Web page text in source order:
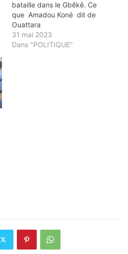
bataille dans le Gbêkê. Ce
que Amadou Koné dit de
Ouattara
31 mai 2023
Dans "POLITIQUE"